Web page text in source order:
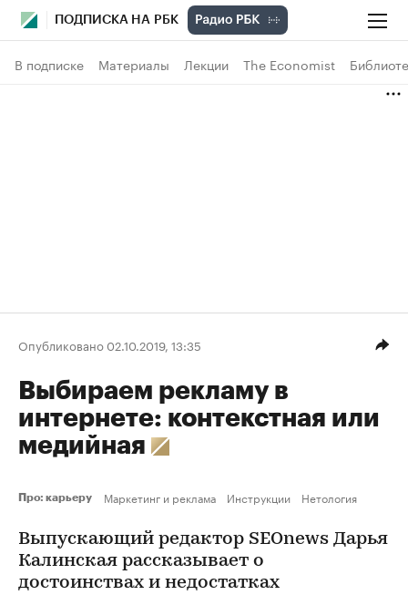
ПОДПИСКА НА РБК
В подписке Материалы Лекции The Economist
Опубликовано 02.10.2019, 13:35
Выбираем рекламу в
интернете: контекстная или
медийная
Про: карьеру Маркетинг и реклама Инструкции Нетология
Выпускающий редактор SEOnews Дарья
Калинская рассказывает о
достоинствах и недостатках